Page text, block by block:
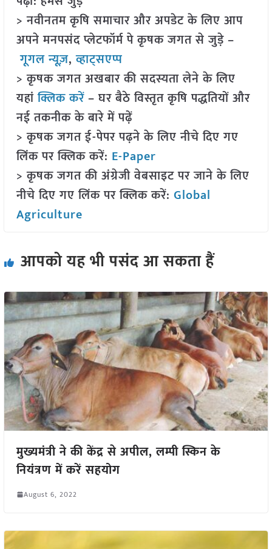
> नवीनतम कृषि समाचार और अपडेट के लिए आप
अपने मनपसंद प्लेटफॉर्म पे कृषक जगत से जुड़े –
गूगल न्यूज़,व्हाट्सएप्प
> कृषक जगत अखबार की सदस्यता लेने के लिए
यहांक्लिक करें– घर बैठे विस्तृत कृषि पद्धतियों और
नई तकनीक के बारे में पढ़ें
> कृषक जगत ई-पेपर पढ़ने के लिए नीचे दिए गए
लिंक पर क्लिक करें: E-Paper
> कृषक जगत की अंग्रेजी वेबसाइट पर जाने के लिए
नीचे दिए गए लिंक पर क्लिक करें: Global
Agriculture
आपको यह भी पसंद आ सकता हैं
मुख्यमंत्री ने की केंद्र से अपील, लम्पी स्किन के
नियंत्रण में करें सहयोग
August 6, 2022